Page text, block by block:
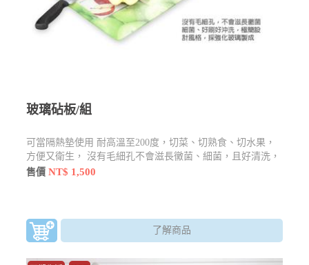
玻璃砧板/組
可當隔熱墊使用 耐高溫至200度，切菜、切熟食、切水果，
方便又衛生， 沒有毛細孔不會滋長黴菌、細菌，且好清洗，
背貼防爆模，安全有保障 切忌用剁.怕尖銳的物品
售價NT$ 1,500
了解商品